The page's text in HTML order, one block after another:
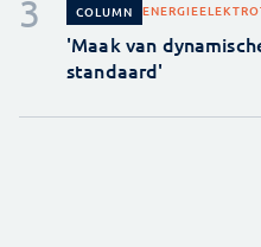
COLUMN ENERGIE
'Maak van
standaard'